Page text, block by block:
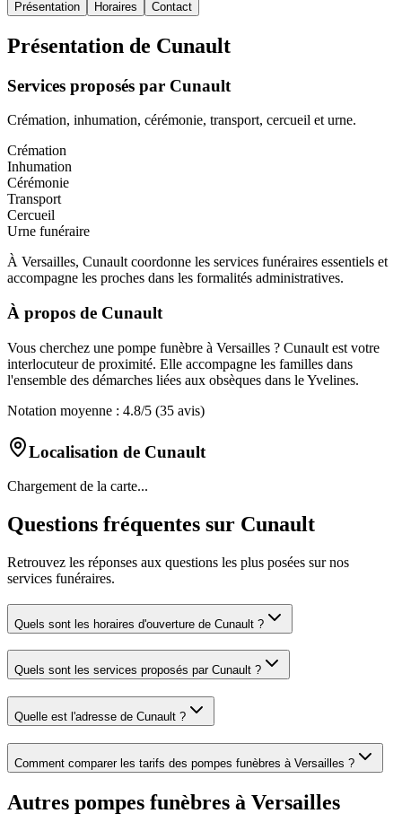
Présentation Horaires Contact
Présentation de Cunault
Services proposés par Cunault
Crémation, inhumation, cérémonie, transport, cercueil et urne.
Crémation
Inhumation
Cérémonie
Transport
Cercueil
Urne funéraire
À Versailles, Cunault coordonne les services funéraires essentiels et
accompagne les proches dans les formalités administratives.
À propos de Cunault
Vous cherchez une pompe funèbre à Versailles ? Cunault est votre
interlocuteur de proximité. Elle accompagne les familles dans
l'ensemble des démarches liées aux obsèques dans le Yvelines.
Notation moyenne : 4.8/5 (35 avis)
Localisation de Cunault
Chargement de la carte...
Questions fréquentes sur Cunault
Retrouvez les réponses aux questions les plus posées sur nos
services funéraires.
Quels sont les horaires d'ouverture de Cunault ?
Quels sont les services proposés par Cunault ?
Quelle est l'adresse de Cunault ?
Comment comparer les tarifs des pompes funèbres à Versailles ?
Autres pompes funèbres à Versailles